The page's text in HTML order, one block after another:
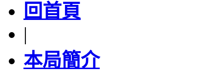
回首頁
|
本局簡介